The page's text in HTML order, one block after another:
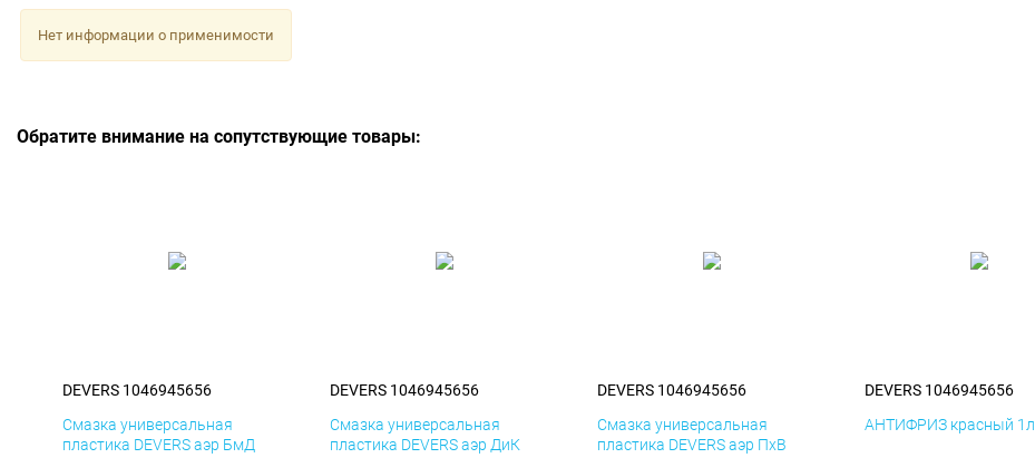
Нет информации о применимости
Обратите внимание на сопутствующие товары:
DEVERS 1046945656
Смазка универсальная
пластика DEVERS аэр БмД
DEVERS 1046945656
Смазка универсальная
пластика DEVERS аэр ДиК
DEVERS 1046945656
Смазка универсальная
пластика DEVERS аэр ПхВ
DEVERS 1046945656
АНТИФРИЗ красный 1л.